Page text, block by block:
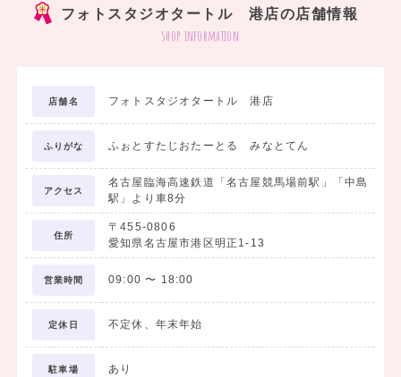
自分に似合う最高の1着を一緒に見つけませんか？
大学生卒業袴
☆二尺袖レンタル 32,780円(税込）～
☆振袖×袴レンタル 54,780円(税込) ～
☆着付小物・帯まで必要な物が全て揃っています。
さらに前撮り撮影料金も無料！
フォトスタジオタートル 港店の店舗情報
shop information
店舗名 フォトスタジオタートル 港店
ふりがな ふぉとすたじおたーとる みなとてん
アクセス
名古屋臨海高速鉄道「名古屋競馬場前駅」「中島
駅」より車8分
住所
〒455-0806
愛知県名古屋市港区明正1-13
営業時間 09:00 〜 18:00
定休日 不定休、年末年始
駐車場 あり